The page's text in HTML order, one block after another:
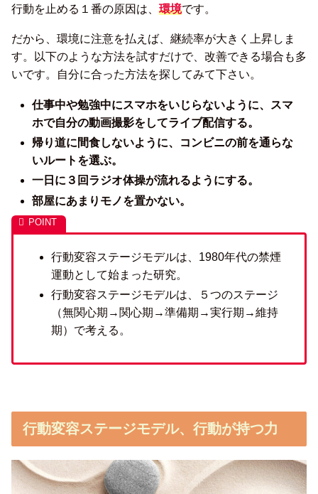
行動を止める１番の原因は、 環境です。
だから、環境に注意を払えば、継続率が大きく上昇しま
す。以下のような方法を試すだけで、改善できる場合も多
いです。自分に合った方法を探してみて下さい。
仕事中や勉強中にスマホをいじらないように、スマ
ホで自分の動画撮影をしてライブ配信する。
帰り道に間食しないように、コンビニの前を通らな
いルートを選ぶ。
一日に３回ラジオ体操が流れるようにする。
部屋にあまりモノを置かない。
行動変容ステージモデルは、1980年代の禁煙
運動として始まった研究。
行動変容ステージモデルは、５つのステージ
（無関心期→関心期→準備期→実行期→維持
期）で考える。
行動変容ステージモデル、行動が持つ力